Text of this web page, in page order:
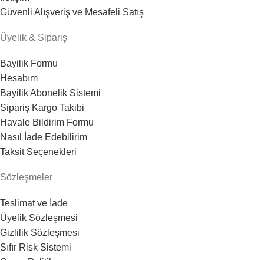
Güvenli Alışveriş ve Mesafeli Satış
Üyelik & Sipariş
Bayilik Formu
Hesabım
Bayilik Abonelik Sistemi
Sipariş Kargo Takibi
Havale Bildirim Formu
Nasıl İade Edebilirim
Taksit Seçenekleri
Sözleşmeler
Teslimat ve İade
Üyelik Sözleşmesi
Gizlilik Sözleşmesi
Sıfır Risk Sistemi